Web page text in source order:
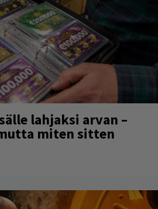
lahjaksi arvan –
miten sitten